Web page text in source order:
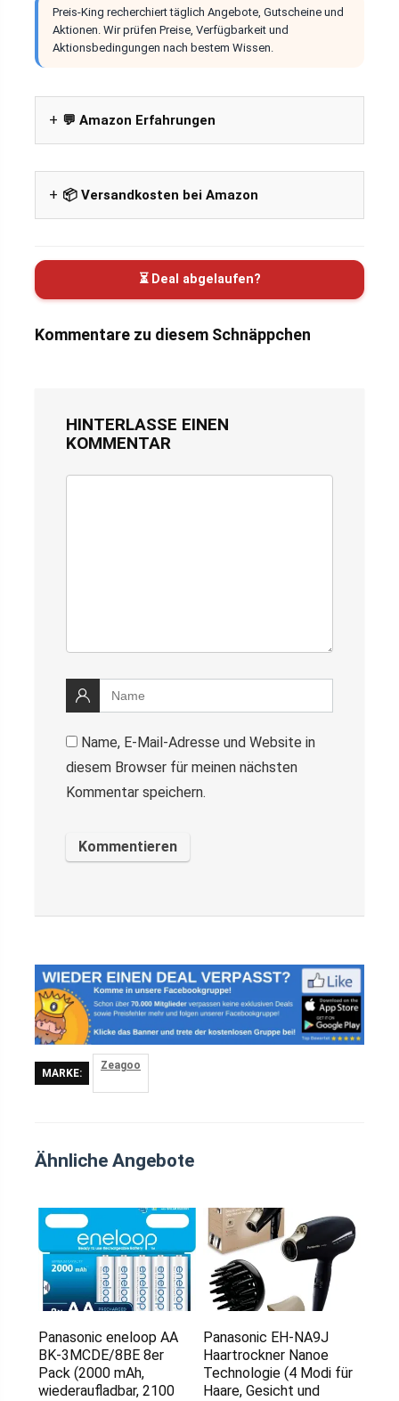
Preis-King recherchiert täglich Angebote, Gutscheine und
Aktionen. Wir prüfen Preise, Verfügbarkeit und
Aktionsbedingungen nach bestem Wissen.
💬 Amazon Erfahrungen
📦 Versandkosten bei Amazon
⏳ Deal abgelaufen?
Kommentare zu diesem Schnäppchen
HINTERLASSE EINEN
KOMMENTAR
Name, E-Mail-Adresse und Website in
diesem Browser für meinen nächsten
Kommentar speichern.
MARKE:
Zeagoo
Ähnliche Angebote
Panasonic eneloop AA
BK-3MCDE/8BE 8er
Pack (2000 mAh,
wiederaufladbar, 2100
Panasonic EH-NA9J
Haartrockner Nanoe
Technologie (4 Modi für
Haare, Gesicht und